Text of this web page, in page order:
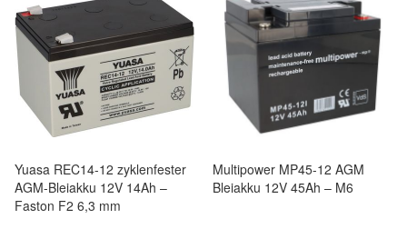
Yuasa REC14-12 zyklenfester
AGM-Bleiakku 12V 14Ah –
Faston F2 6,3 mm
Multipower MP45-12 AGM
Bleiakku 12V 45Ah – M6